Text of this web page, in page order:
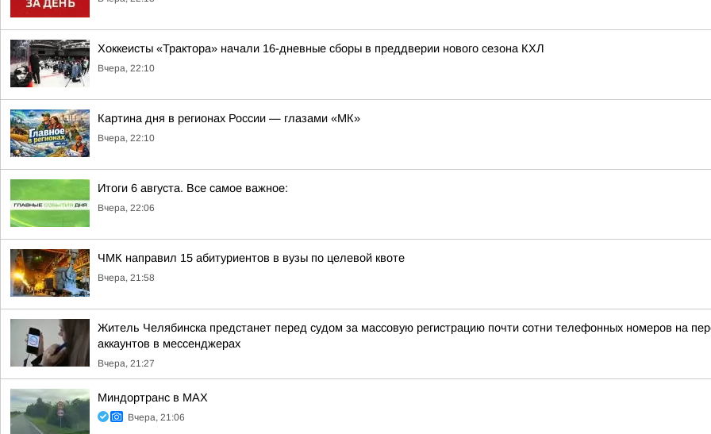
Хоккеисты «Трактора» начали 16-дневные сборы в преддверии нового сезона КХЛ
Вчера, 22:10
Картина дня в регионах России — глазами «МК»
Вчера, 22:10
Итоги 6 августа. Все самое важное:
Вчера, 22:06
ЧМК направил 15 абитуриентов в вузы по целевой квоте
Вчера, 21:58
Житель Челябинска предстанет перед судом за массовую регистрацию почти сотни телефонных номеров на
аккаунтов в мессенджерах
Вчера, 21:27
Миндортранс в MAX
Вчера, 21:06